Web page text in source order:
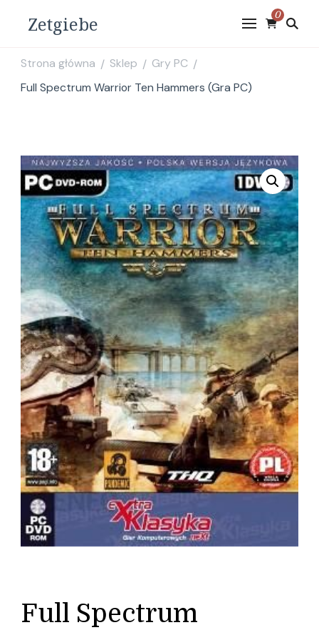
Zetgiebe 0
Strona główna / Sklep / Gry PC /
Full Spectrum Warrior Ten Hammers (Gra PC)
Full Spectrum